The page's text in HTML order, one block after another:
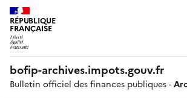
RÉPUBLIQUE
FRANÇAISE
bofip-archives.impots.gouv.fr
Bulletin officiel des finances publiques -